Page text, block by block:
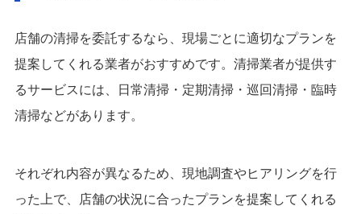
店舗の清掃を委託するなら、現場ごとに適切なプランを
提案してくれる業者がおすすめです。清掃業者が提供す
るサービスには、日常清掃・定期清掃・巡回清掃・臨時
清掃などがあります。
それぞれ内容が異なるため、現地調査やヒアリングを行
った上で、店舗の状況に合ったプランを提案してくれる